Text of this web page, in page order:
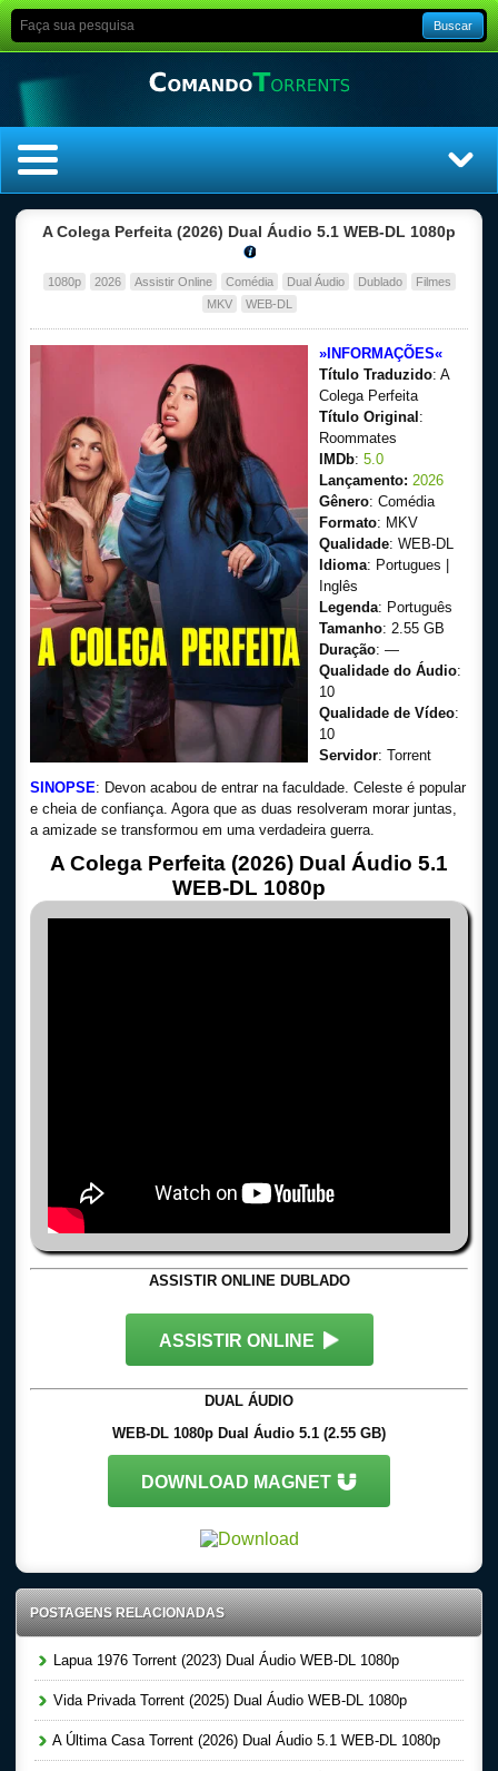
Buscar
Home
Dublado
Legendado
A Colega Perfeita (2026) Dual Áudio 5.1 WEB-DL 1080p
1080p 2026 Assistir Online Comédia Dual Áudio Dublado
Filmes
MKV
WEB-DL
»INFORMAÇÕES«
Título Traduzido: A
Colega Perfeita
Título Original :
Roommates
IMDb: 5.0
Lançamento: 2026
Gênero: Comédia
Formato: MKV
Qualidade: WEB-DL
Idioma: Portugues |
Inglês
Legenda: Português
Tamanho: 2.55 GB
Duração: —
Qualidade do Áudio:
10
Qualidade de Vídeo:
10
Servidor: Torrent
SINOPSE: Devon acabou de entrar na faculdade. Celeste é popular
e cheia de confiança. Agora que as duas resolveram morar juntas,
a amizade se transformou em uma verdadeira guerra.
A Colega Perfeita (2026) Dual Áudio 5.1
WEB-DL 1080p
ASSISTIR ONLINE DUBLADO
ASSISTIR ONLINE
DUAL ÁUDIO
WEB-DL 1080p Dual Áudio 5.1 (2.55 GB)
DOWNLOAD MAGNET
POSTAGENS RELACIONADAS
Lapua 1976 Torrent (2023) Dual Áudio WEB-DL 1080p
Vida Privada Torrent (2025) Dual Áudio WEB-DL 1080p
A Última Casa Torrent (2026) Dual Áudio 5.1 WEB-DL 1080p